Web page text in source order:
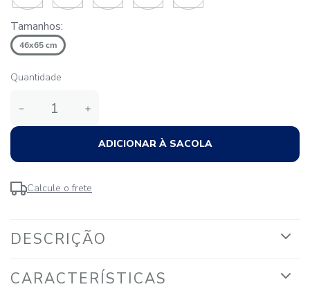
Tamanhos:
46x65 cm
Quantidade
＋
－
ADICIONAR À SACOLA
Calcule o frete
DESCRIÇÃO
CARACTERÍSTICAS